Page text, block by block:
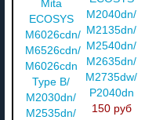
Mita
ECOSYS
M6026cdn/
M6526cdn/
M6026cdn
Type B/
M2030dn/
M2535dn/
M2040dn/
M2135dn/
M2540dn/
M2635dn/
M2735dw/
P2040dn
150 руб